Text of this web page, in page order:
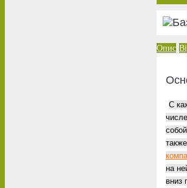
Опис
С
на
вниз